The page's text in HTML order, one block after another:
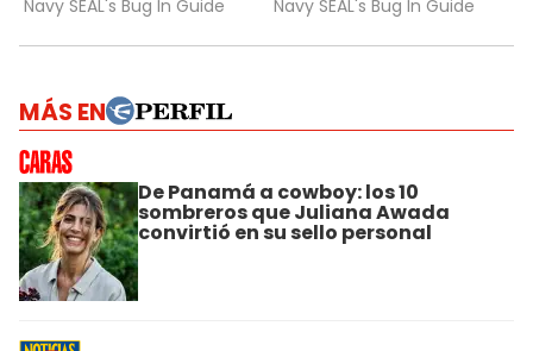
MÁS EN
De Panamá a cowboy: los 10
sombreros que Juliana Awada
convirtió en su sello personal